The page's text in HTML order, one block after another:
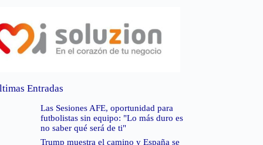
Entradas
Las Sesiones AFE, oportunidad para
futbolistas sin equipo: "Lo más duro es
no saber qué será de ti"
Trump muestra el camino y España se